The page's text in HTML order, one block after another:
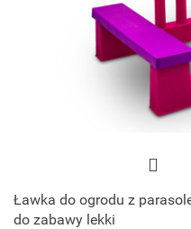
Ławka do ogrodu z
do zabawy lekki